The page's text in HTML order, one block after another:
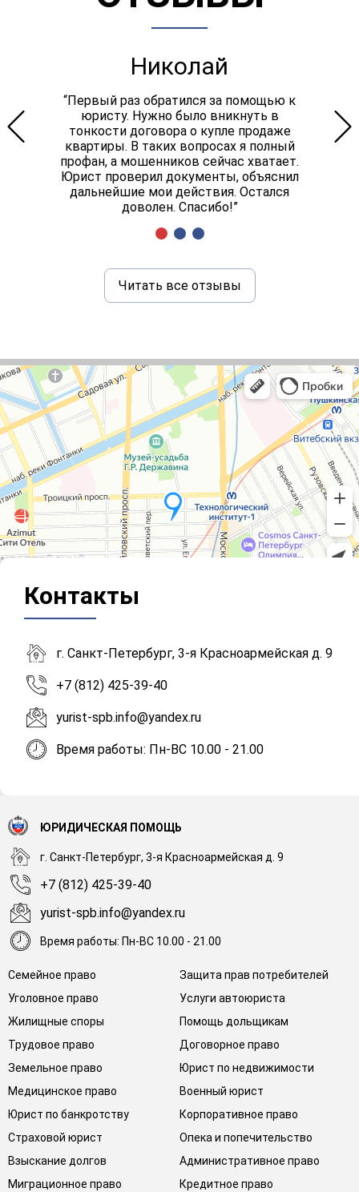
Николай
“Первый раз обратился за помощью к
юристу. Нужно было вникнуть в
тонкости договора о купле продаже
квартиры. В таких вопросах я полный
профан, а мошенников сейчас хватает.
Юрист проверил документы, объяснил
дальнейшие мои действия. Остался
доволен. Спасибо!”
Читать все отзывы
Контакты
г. Санкт-Петербург, 3-я Красноармейская д. 9
+7 (812) 425-39-40
yurist-spb.info@yandex.ru
Время работы: Пн-ВС 10.00 - 21.00
Семейное право
Защита прав потребителей
Уголовное право
Услуги автоюриста
Жилищные споры
Помощь дольщикам
Трудовое право
Договорное право
Земельное право
Юрист по недвижимости
Медицинское право
Военный юрист
Юрист по банкротству
Корпоративное право
Страховой юрист
Опека и попечительство
Взыскание долгов
Административное право
Миграционное право
Кредитное право
ЮРИДИЧЕСКАЯ ПОМОЩЬ
г. Санкт-Петербург, 3-я Красноармейская д. 9
+7 (812) 425-39-40
yurist-spb.info@yandex.ru
Время работы: Пн-ВС 10.00 - 21.00